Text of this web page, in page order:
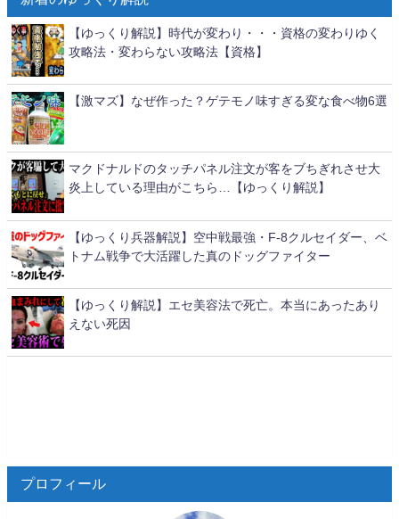
【ゆっくり解説】時代が変わり・・・資格の変わりゆく
攻略法・変わらない攻略法【資格】
【激マズ】なぜ作った？ゲテモノ味すぎる変な食べ物6選
マクドナルドのタッチパネル注文が客をブちぎれさせ大
炎上している理由がこちら…【ゆっくり解説】
【ゆっくり兵器解説】空中戦最強・F-8クルセイダー、ベ
トナム戦争で大活躍した真のドッグファイター
【ゆっくり解説】エセ美容法で死亡。本当にあったあり
えない死因
プロフィール